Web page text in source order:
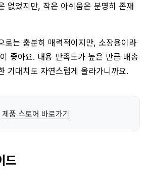
없었지만, 작은 아쉬움은 분명히 존재
로는 충분히 매력적이지만, 소장용이라
좋아요. 내용 만족도가 높은 만큼 배송
기대치도 자연스럽게 올라가니까요.
제품 스토어 바로가기
드